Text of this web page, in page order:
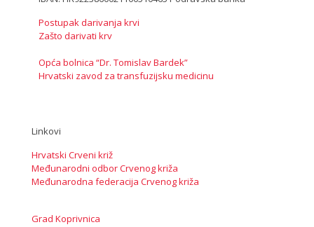
Postupak darivanja krvi
Zašto darivati krv
Opća bolnica “Dr. Tomislav Bardek”
Hrvatski zavod za transfuzijsku medicinu
Linkovi
Hrvatski Crveni križ
Međunarodni odbor Crvenog križa
Međunarodna federacija Crvenog križa
Grad Koprivnica